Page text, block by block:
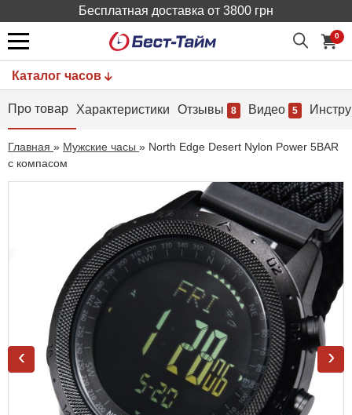
Бесплатная доставка от 3800 грн
0
Каталог часов
Про товар Характеристики Отзывы 8 Видео 5
Главная » Мужские часы » North Edge Desert Nylon Power 5BAR
с компасом
‹ ›